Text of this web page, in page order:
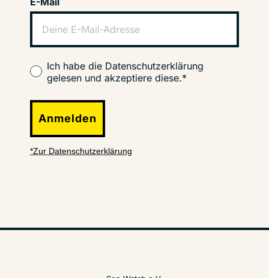
Ich habe die Datenschutzerklärung
gelesen und akzeptiere diese.*
Anmelden
*Zur Datenschutzerklärung